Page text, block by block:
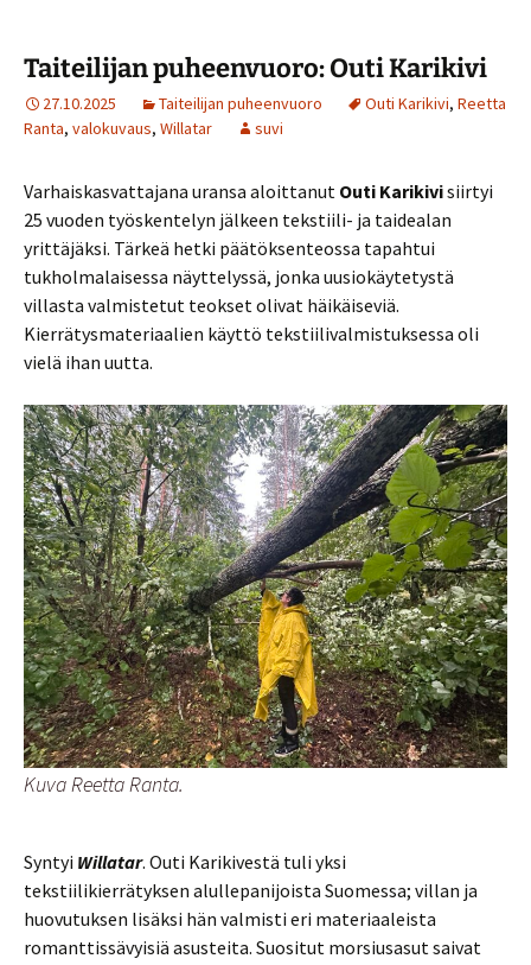
Taiteilijan puheenvuoro: Outi Karikivi
27.10.2025 Taiteilijan puheenvuoro Outi Karikivi, Reetta
Ranta, valokuvaus, Willatar suvi
Varhaiskasvattajana uransa aloittanut Outi Karikivisiirtyi
25 vuoden työskentelyn jälkeen tekstiili- ja taidealan
yrittäjäksi. Tärkeä hetki päätöksenteossa tapahtui
tukholmalaisessa näyttelyssä, jonka uusiokäytetystä
villasta valmistetut teokset olivat häikäiseviä.
Kierrätysmateriaalien käyttö tekstiilivalmistuksessa oli
vielä ihan uutta.
Kuva Reetta Ranta.
Syntyi Willatar. Outi Karikivestä tuli yksi
tekstiilikierrätyksen alullepanijoista Suomessa; villan ja
huovutuksen lisäksi hän valmisti eri materiaaleista
romanttissävyisiä asusteita. Suositut morsiusasut saivat